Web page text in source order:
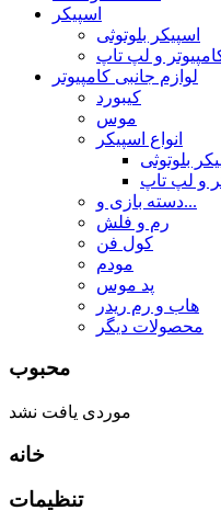
اسپیکر
اسپیکر بلوتوثی
و لپ تاپ
لوازم جانبی کامپیوتر
کیبورد
موس
انواع اسپیکر
بلوتوثی
و لپ تاپ
دسته بازی و...
رم و فلش
کول فن
مودم
پد موس
هاب و رم ریدر
محصولات دیگر
محبوب
موردی یافت نشد
خانه
تنظیمات